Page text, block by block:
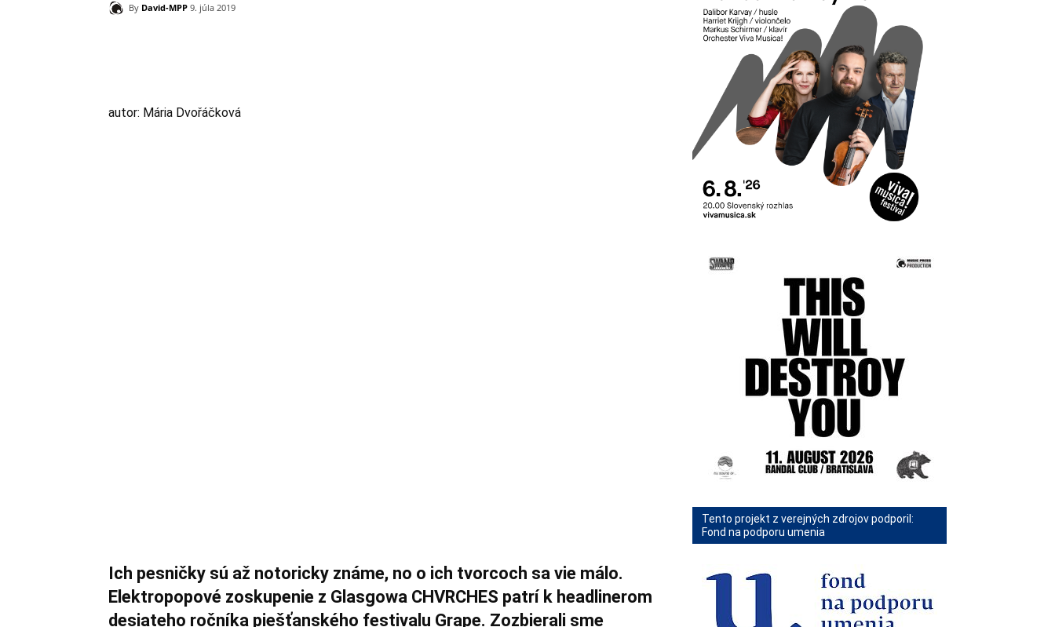
By David-MPP 9. júla 2019
autor: Mária Dvořáčková
Ich pesničky sú až notoricky známe, no o ich tvorcoch sa vie málo.
Elektropopové zoskupenie z Glasgowa CHVRCHES patrí k headlinerom
desiateho ročníka piešťanského festivalu Grape. Zozbierali sme
Tento projekt z verejných zdrojov podporil:
Fond na podporu umenia